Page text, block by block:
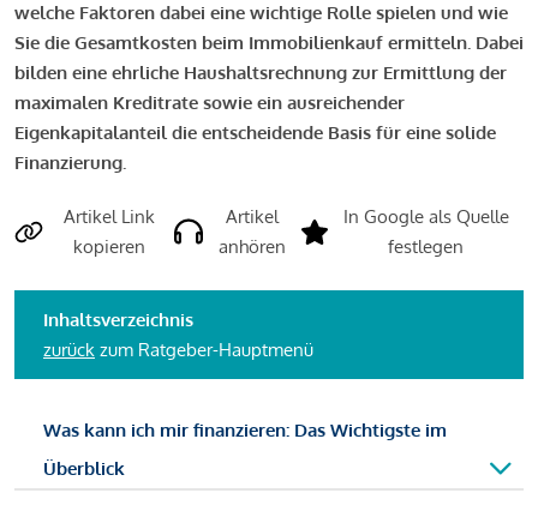
welche Faktoren dabei eine wichtige Rolle spielen und wie
Sie die Gesamtkosten beim Immobilienkauf ermitteln. Dabei
bilden eine ehrliche Haushaltsrechnung zur Ermittlung der
maximalen Kreditrate sowie ein ausreichender
Eigenkapitalanteil die entscheidende Basis für eine solide
Finanzierung.
Artikel Link
kopieren
Artikel
anhören
In Google als Quelle
festlegen
Inhaltsverzeichnis
zurück zum Ratgeber-Hauptmenü
Was kann ich mir finanzieren: Das Wichtigste im
Überblick